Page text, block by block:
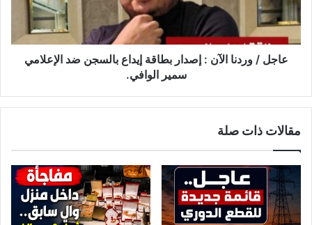
بطاقة
إيداع
بالسجن
عاجل / وردنا الآن : إصدار بطاقة إيداع بالسجن ضد الإعلامي
سمير الوافي.
مقالات ذات صلة